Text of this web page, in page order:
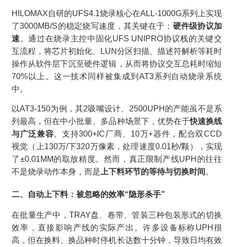
HILOMAX自研的UFS4.1烧录核心在ALL-1000G系列上实现
了3000MB/S的稳定烧写速度，其关键在于： 硬件级协议加
速 。通过在烧录主控中固化UFS UNIPRO协议栈的关键交
互流程，将芯片初始化、LUN分区扫描、描述符解析等耗时
操作从软件层下沉至硬件逻辑，从而将协议交互总耗时缩短
70%以上。这一技术同样被集成到AT3系列自动烧录系统
中。
以AT3-150为例，其2吸嘴设计、2500UPH的产能虽不是系
列最高，但在中小批量、多品种场景下，优势在于快速换线
与广泛兼容。支持300+IC厂商、10万+器件，配合双CCD
视觉（上130万/下320万像素，处理速度0.01秒/颗），实现
了±0.01MM的取放精度。然而，真正限制产线UPH的往往
不是烧录动作本身，而是 上下料环节的等待与切换时间 。
二、自动上下料：被忽略的效率“隐形杀手”
在批量生产中，TRAY盘、卷带、管装三种包装形式的切换
效率，直接影响产线的实际产出。许多设备标称UPH很
高，但在换料、换品种时停机长达数十分钟，导致日均有效